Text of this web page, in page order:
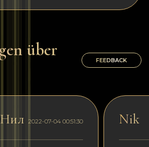
über
FEEDBACK
2022-07-04 00:51:30 Nik